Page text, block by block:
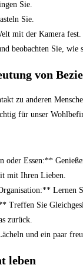
Sie.
Sie.
mit der Kamera fest.
beobachten Sie, wie
von
zu anderen
für unser
Essen:**
mit Ihren Lieben.
Lernen
Treffen Sie
zurück.
und ein paar
leben